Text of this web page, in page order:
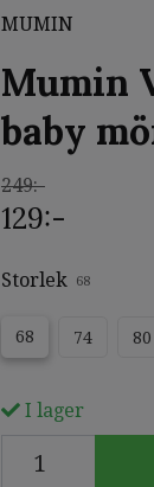
MUMIN
Mumin
baby
249:-
129:-
Storlek 68
68 74 80
I lager